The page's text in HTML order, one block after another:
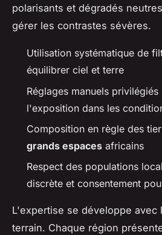
polarisants et dégradés
gérer les contrastes sévères.
Utilisation systématique de
équilibrer ciel et terre
Réglages manuels
l'exposition dans les
Composition en règle des
grands espaces africains
Respect des populations
discrète et consentement
L'expertise se développe avec
terrain. Chaque région